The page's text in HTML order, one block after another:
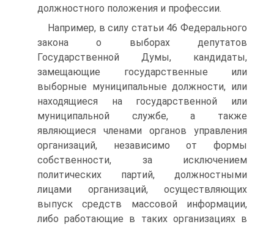
должностного положения и профессии.
Например, в силу статьи 46 Федерального
закона о выборах депутатов
Государственной Думы, кандидаты,
замещающие государственные или
выборные муниципальные должности, или
находящиеся на государственной или
муниципальной службе, а также
являющиеся членами органов управления
организаций, независимо от формы
собственности, за исключением
политических партий, должностными
лицами организаций, осуществляющих
выпуск средств массовой информации,
либо работающие в таких организациях в